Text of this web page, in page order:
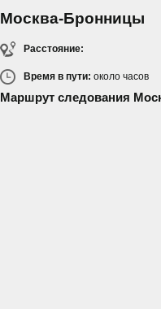
Москва-Бронницы
Расстояние:
Время в пути: около часов
Маршрут следования